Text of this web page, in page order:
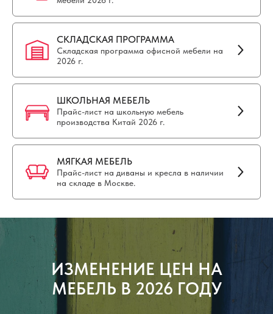
СКЛАДСКАЯ ПРОГРАММА
Складская программа офисной мебели на
2026 г.
ШКОЛЬНАЯ МЕБЕЛЬ
Прайс-лист на школьную мебель
производства Китай 2026 г.
МЯГКАЯ МЕБЕЛЬ
Прайс-лист на диваны и кресла в наличии
на складе в Москве.
ИЗМЕНЕНИЕ ЦЕН НА
МЕБЕЛЬ В 2026 ГОДУ